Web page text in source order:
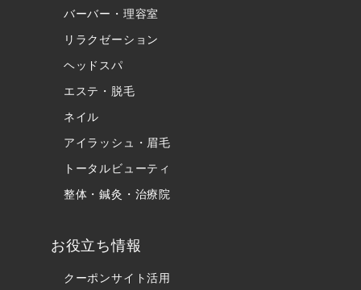
バーバー・理容室
リラクゼーション
ヘッドスパ
エステ・脱毛
ネイル
アイラッシュ・眉毛
トータルビューティ
整体・鍼灸・治療院
お役立ち情報
クーポンサイト活用